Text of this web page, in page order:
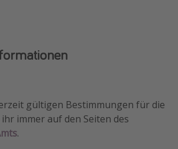
gültigen Bestimmungen für die
immer auf den Seiten des
.